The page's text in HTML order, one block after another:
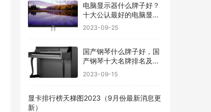
电脑显示器什么牌子好？
十大公认最好的电脑显示
器
2023-09-25
国产钢琴什么牌子好，国
产钢琴十大名牌排名及价
格
2023-09-15
显卡排行榜天梯图2023（9月份最新消息更
新）